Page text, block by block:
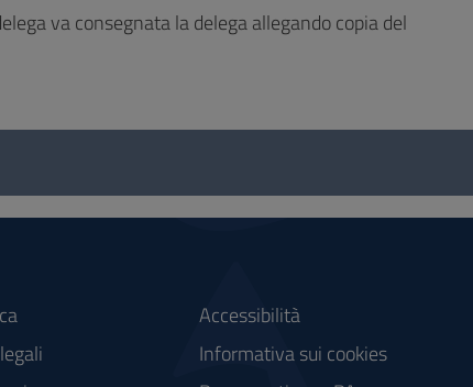
va consegnata la delega allegando copia del
Accessibilità
Informativa sui cookies